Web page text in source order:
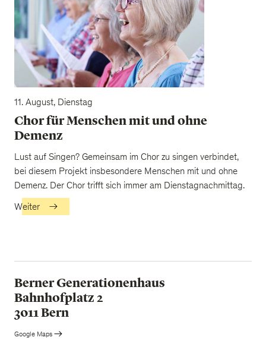
11. August, Dienstag
Chor für Menschen mit und ohne
Demenz
Lust auf Singen? Gemeinsam im Chor zu singen verbindet,
bei diesem Projekt insbesondere Menschen mit und ohne
Demenz. Der Chor trifft sich immer am Dienstagnachmittag.
Weiter
Berner Generationenhaus
Bahnhofplatz 2
3011 Bern
Google Maps